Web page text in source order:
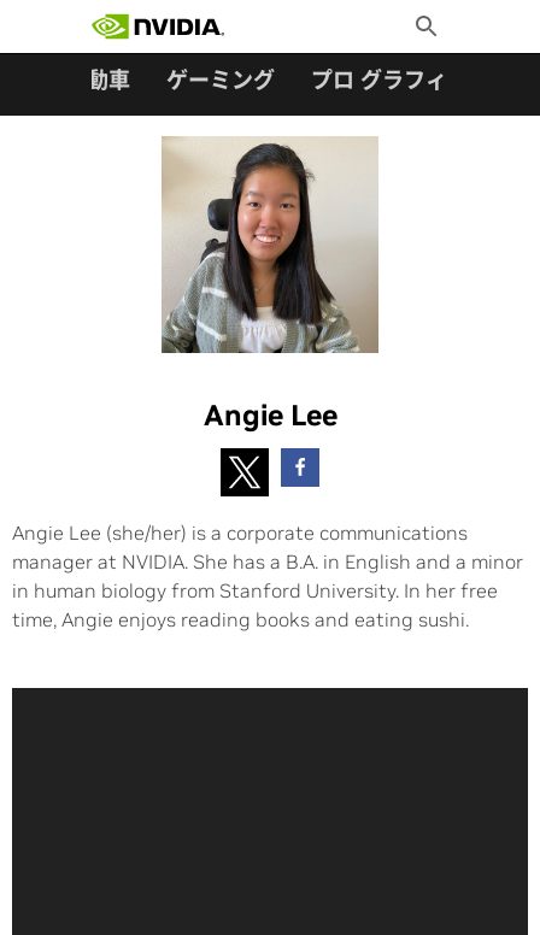
Toggle
Search
自動車 ゲーミング プロ グラフィックス
Angie Lee
Angie Lee (she/her) is a corporate communications
manager at NVIDIA. She has a B.A. in English and a minor
in human biology from Stanford University. In her free
time, Angie enjoys reading books and eating sushi.